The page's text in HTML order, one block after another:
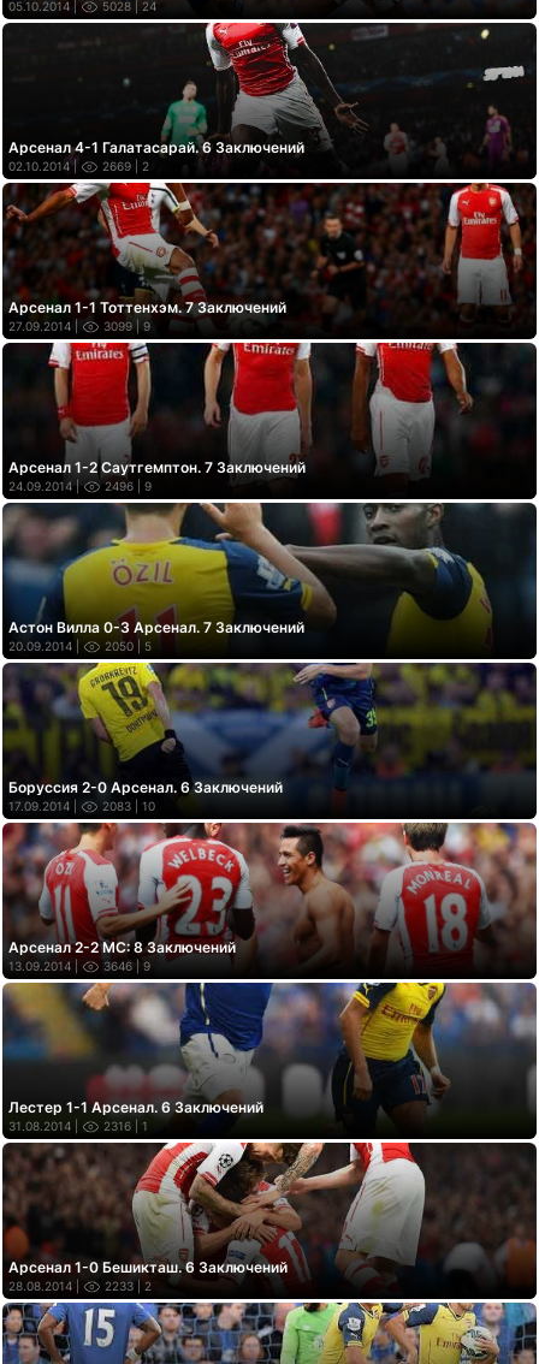
05.10.2014 | 5028 | 24
Арсенал 4-1 Галатасарай. 6 Заключений
02.10.2014 | 2669 | 2
Арсенал 1-1 Тоттенхэм. 7 Заключений
27.09.2014 | 3099 | 9
Арсенал 1-2 Саутгемптон. 7 Заключений
24.09.2014 | 2496 | 9
Астон Вилла 0-3 Арсенал. 7 Заключений
20.09.2014 | 2050 | 5
Боруссия 2-0 Арсенал. 6 Заключений
17.09.2014 | 2083 | 10
Арсенал 2-2 МС: 8 Заключений
13.09.2014 | 3646 | 9
Лестер 1-1 Арсенал. 6 Заключений
31.08.2014 | 2316 | 1
Арсенал 1-0 Бешикташ. 6 Заключений
28.08.2014 | 2233 | 2